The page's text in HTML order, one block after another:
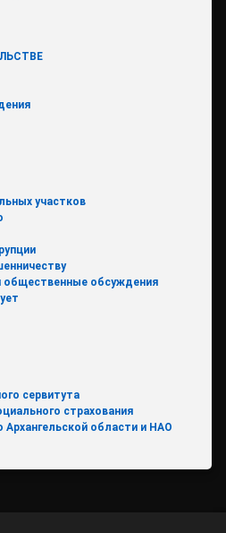
участков
общественные обсуждения
сервитута
страхования
Архангельской области и НАО